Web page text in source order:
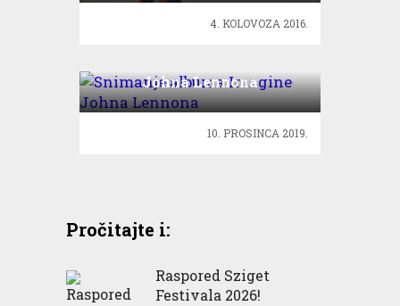
4. KOLOVOZA 2016.
Johna Lennona
10. PROSINCA 2019.
Pročitajte i:
Raspored Sziget
Festivala 2026!